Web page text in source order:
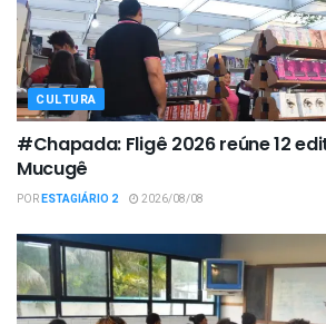
CULTURA
#Chapada: Fligê 2026 reúne 12
Mucugê
PORESTAGIÁRIO 2 2026/08/08